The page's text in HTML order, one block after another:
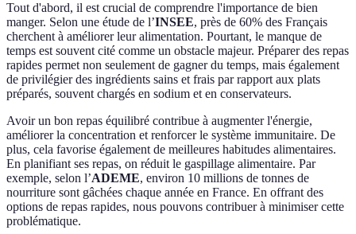
Tout d'abord, il est crucial de comprendre l'importance de bien
manger. Selon une étude de l’INSEE, près de 60% des Français
cherchent à améliorer leur alimentation. Pourtant, le manque de
temps est souvent cité comme un obstacle majeur. Préparer des repas
rapides permet non seulement de gagner du temps, mais également
de privilégier des ingrédients sains et frais par rapport aux plats
préparés, souvent chargés en sodium et en conservateurs.
Avoir un bon repas équilibré contribue à augmenter l'énergie,
améliorer la concentration et renforcer le système immunitaire. De
plus, cela favorise également de meilleures habitudes alimentaires.
En planifiant ses repas, on réduit le gaspillage alimentaire. Par
exemple, selon l’ADEME, environ 10 millions de tonnes de
nourriture sont gâchées chaque année en France. En offrant des
options de repas rapides, nous pouvons contribuer à minimiser cette
problématique.